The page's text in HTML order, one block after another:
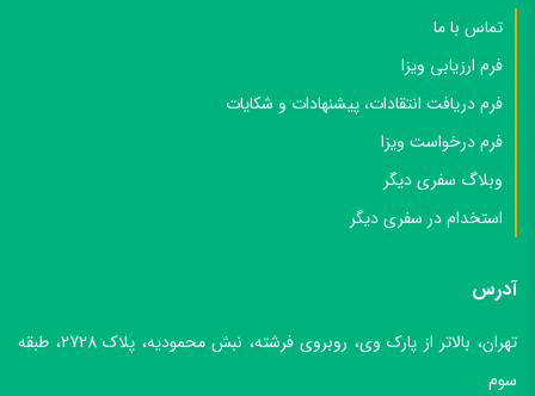
تماس با ما
فرم ارزیابی ویزا
فرم دریافت انتقادات، پیشنهادات و شکایات
فرم درخواست ویزا
وبلاگ سفری دیگر
استخدام در سفری دیگر
آدرس
تهران، بالاتر از پارک وی، روبروی فرشته، نبش محمودیه، پلاک 2728، طبقه
سوم